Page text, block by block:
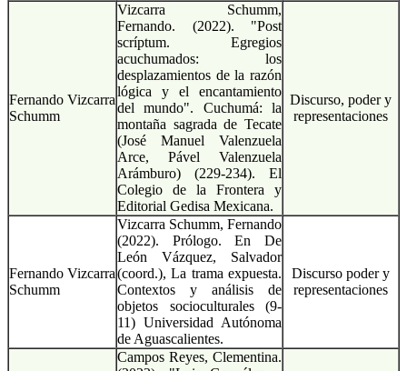
Fernando Vizcarra
Schumm
Vizcarra Schumm,
Fernando. (2022). "Post
scríptum. Egregios
acuchumados: los
desplazamientos de la razón
lógica y el encantamiento
del mundo". Cuchumá: la
montaña sagrada de Tecate
(José Manuel Valenzuela
Arce, Pável Valenzuela
Arámburo) (229-234). El
Colegio de la Frontera y
Editorial Gedisa Mexicana.
Discurso, poder y
representaciones
Fernando Vizcarra
Schumm
Vizcarra Schumm, Fernando
(2022). Prólogo. En De
León Vázquez, Salvador
(coord.), La trama expuesta.
Contextos y análisis de
objetos socioculturales (9-
11) Universidad Autónoma
de Aguascalientes.
Discurso poder y
representaciones
Campos Reyes, Clementina.